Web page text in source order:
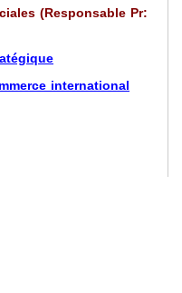
(Responsable Pr:
international